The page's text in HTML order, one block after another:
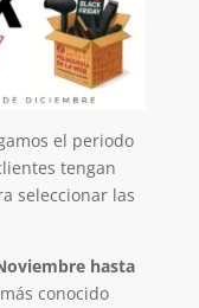
el periodo
tengan
seleccionar las
hasta
conocido